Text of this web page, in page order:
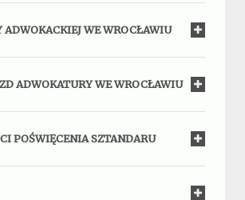
WE WROCŁAWIU
ADWOKATURY WE WROCŁAWIU
POŚWIĘCENIA SZTANDARU